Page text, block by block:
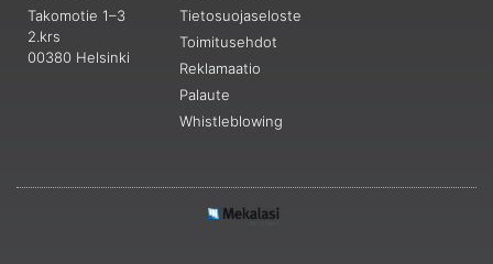
Takomotie 1–3
2.krs
00380 Helsinki
Tietosuojaseloste
Toimitusehdot
Reklamaatio
Palaute
Whistleblowing